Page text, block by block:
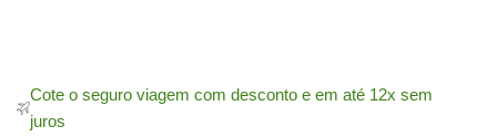
Cote o seguro viagem com desconto e em até 12x sem
juros